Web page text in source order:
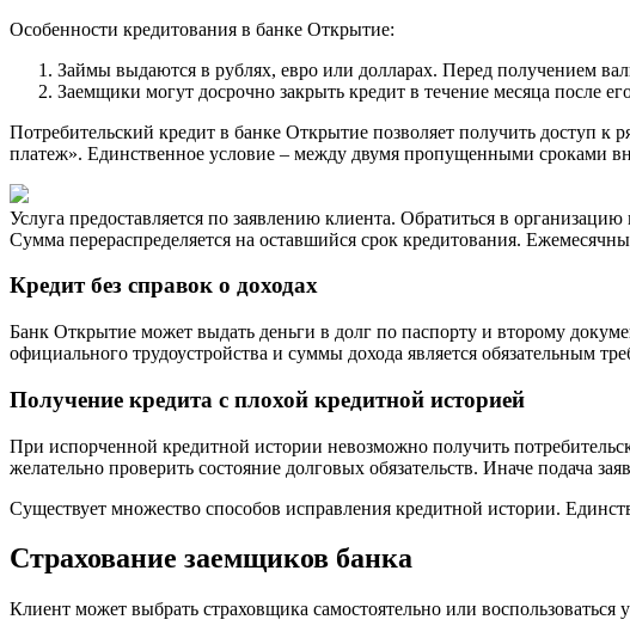
Особенности кредитования в банке Открытие:
Займы выдаются в рублях, евро или долларах. Перед получением
Заемщики могут досрочно закрыть кредит в течение месяца после
Потребительский кредит в банке Открытие позволяет получить доступ
платеж». Единственное условие – между двумя пропущенными сроками
Услуга предоставляется по заявлению клиента. Обратиться в
Сумма перераспределяется на оставшийся срок кредитования.
Кредит без справок о доходах
Банк Открытие может выдать деньги в долг по паспорту и второму
официального трудоустройства и суммы дохода является обязательным
Получение кредита с плохой кредитной историей
При испорченной кредитной истории невозможно получить
желательно проверить состояние долговых обязательств. Иначе подача
Существует множество способов исправления кредитной истории.
Страхование заемщиков банка
Клиент может выбрать страховщика самостоятельно или